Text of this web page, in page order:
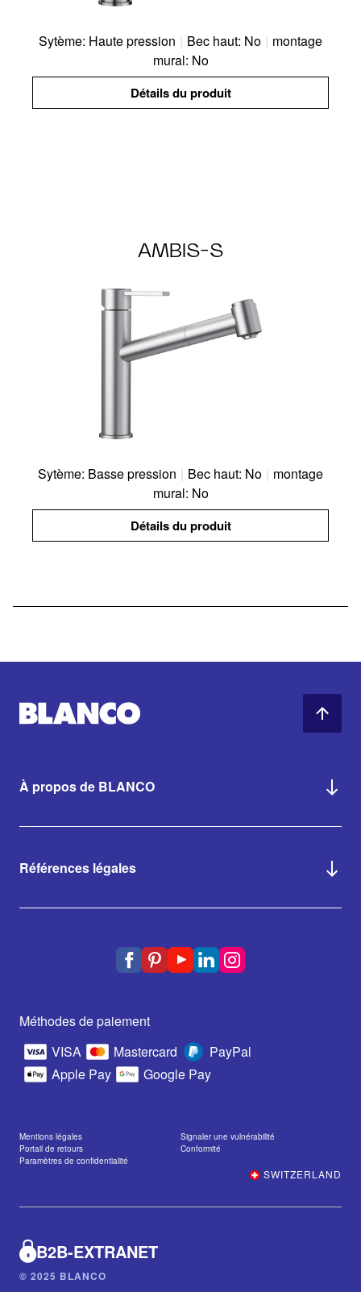
Sytème: Haute pression | Bec haut: No | montage
mural: No
Détails du produit
AMBIS-S
Sytème: Basse pression | Bec haut: No | montage
mural: No
Détails du produit
À propos de BLANCO
Références légales
Méthodes de paiement
VISA
Mastercard
PayPal
Apple Pay
Google Pay
Mentions légales
Signaler une vulnérabilité
Portail de retours
Conformité
Paramètres de confidentialité
SWITZERLAND
B2B-EXTRANET
© 2025 BLANCO